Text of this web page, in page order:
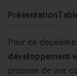
Présentation
Pour ce deuxième
développement
propose de voir